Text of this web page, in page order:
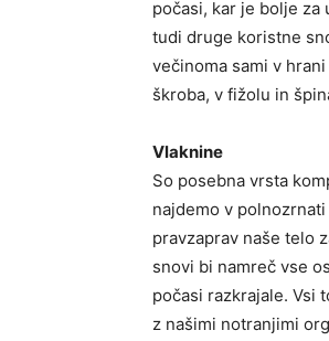
počasi, kar je bolje za
tudi druge koristne
večinoma sami v
škroba, v fižolu in
Vlaknine
So posebna vrsta
najdemo v
pravzaprav naše telo
snovi bi namreč vse
počasi razkrajale. Vsi
z našimi notranjimi